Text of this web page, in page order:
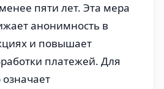
пяти лет. Эта мера
анонимность в
и повышает
платежей. Для